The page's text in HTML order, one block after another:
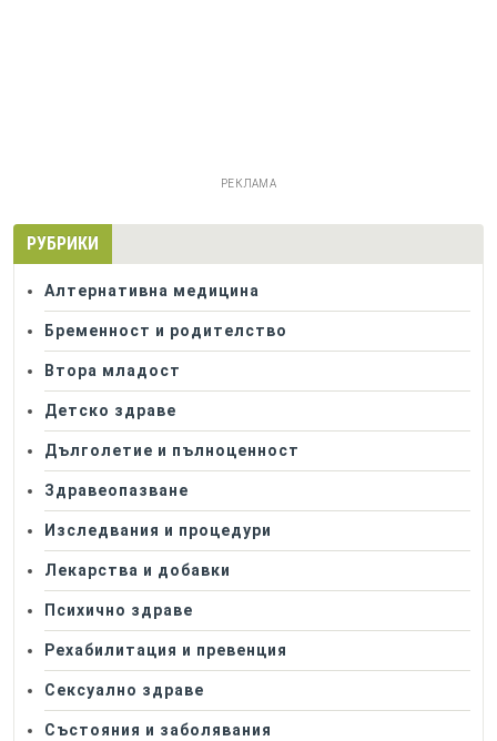
РЕКЛАМА
РУБРИКИ
Алтернативна медицина
Бременност и родителство
Втора младост
Детско здраве
Дълголетие и пълноценност
Здравеопазване
Изследвания и процедури
Лекарства и добавки
Психично здраве
Рехабилитация и превенция
Сексуално здраве
Състояния и заболявания